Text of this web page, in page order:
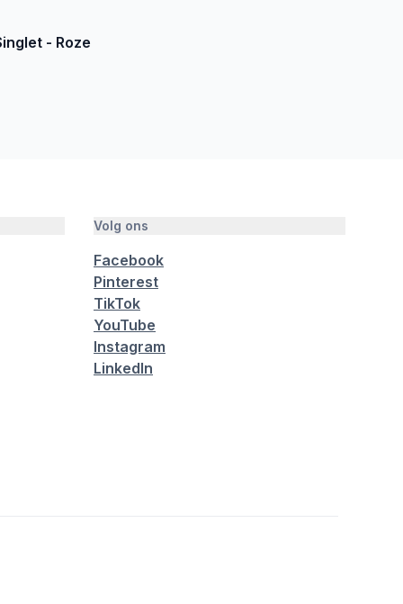
- Roze
Volg ons
Facebook
Pinterest
TikTok
YouTube
Instagram
LinkedIn